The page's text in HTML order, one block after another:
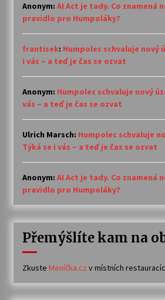
Anonym: AI Act je tady. Co znamená
pravidlo pro Humpoláky?
frantisek: Humpolec schvaluje nový
i vás – a teď je čas se ozvat
Anonym: Humpolec schvaluje nový
vás – a teď je čas se ozvat
Ulrich Marsch: Humpolec schvaluje
Týká se i vás – a teď je čas se ozvat
Anonym: AI Act je tady. Co znamená
pravidlo pro Humpoláky?
Přemýšlíte kam na
Zkuste Meníčka.cz v místních